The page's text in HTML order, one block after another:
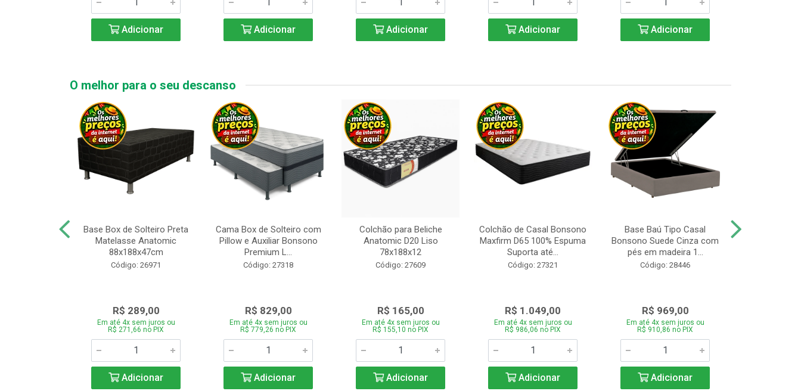
Adicionar Adicionar Adicionar Adicionar Adicionar
O melhor para o seu descanso
Base Box de Solteiro Preta
Matelasse Anatomic
88x188x47cm
Código: 26971
R$ 289,00
Em até 4x sem juros ou
R$ 271,66 no PIX
Adicionar
Cama Box de Solteiro com
Pillow e Auxiliar Bonsono
Premium L...
Código: 27318
R$ 829,00
Em até 4x sem juros ou
R$ 779,26 no PIX
Adicionar
Colchão para Beliche
Anatomic D20 Liso
78x188x12
Código: 27609
R$ 165,00
Em até 4x sem juros ou
R$ 155,10 no PIX
Adicionar
Colchão de Casal Bonsono
Maxfirm D65 100% Espuma
Suporta até...
Código: 27321
R$ 1.049,00
Em até 4x sem juros ou
R$ 986,06 no PIX
Adicionar
Base Baú Tipo Casal
Bonsono Suede Cinza com
pés em madeira 1...
Código: 28446
R$ 969,00
Em até 4x sem juros ou
R$ 910,86 no PIX
Adicionar